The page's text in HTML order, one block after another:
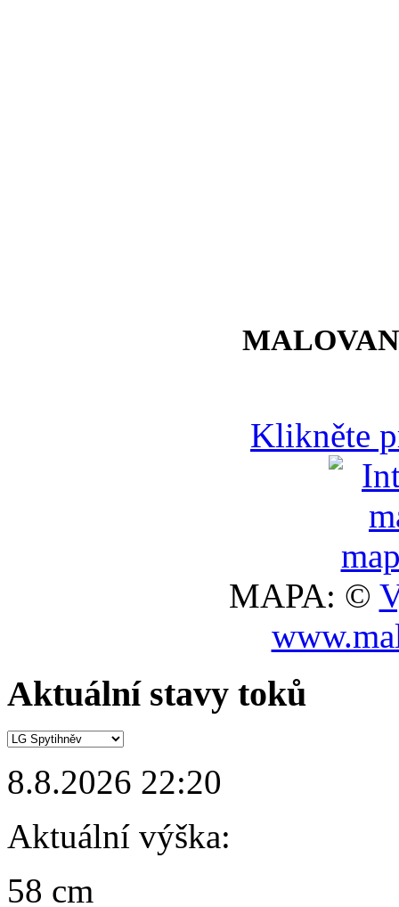
Klikněte
MAPA: ©
Aktuální stavy toků
8.8.2026 22:20
Aktuální výška:
58 cm